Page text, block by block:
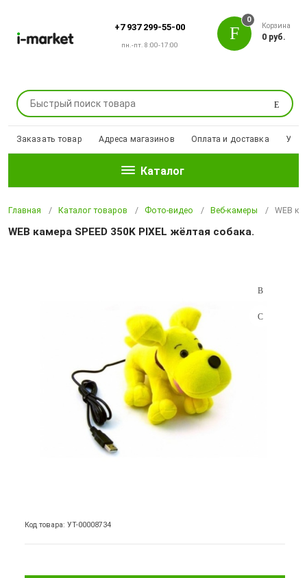
+7 937 299-55-00
пн.-пт. 8:00-17:00
Поиск
0
Корзина
0 руб.
Заказать товар Адреса магазинов Оплата и доставка
Каталог
Главная Каталог товаров Фото-видео Веб-камеры WEB
WEB камера SPEED 350K PIXEL жёлтая собака.
Код товара: УТ-00008734